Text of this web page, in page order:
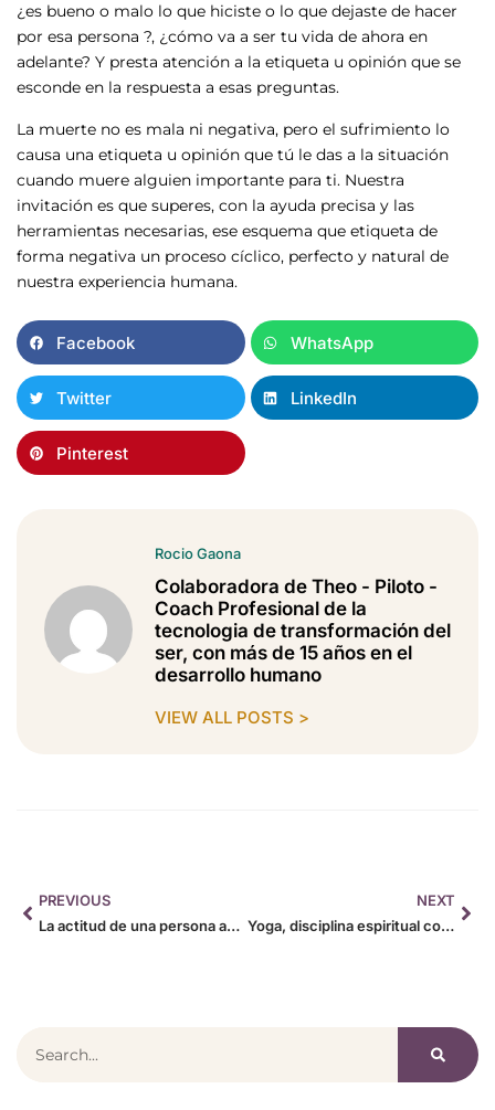
¿es bueno o malo lo que hiciste o lo que dejaste de hacer
por esa persona ?, ¿cómo va a ser tu vida de ahora en
adelante? Y presta atención a la etiqueta u opinión que se
esconde en la respuesta a esas preguntas.
La muerte no es mala ni negativa, pero el sufrimiento lo
causa una etiqueta u opinión que tú le das a la situación
cuando muere alguien importante para ti. Nuestra
invitación es que superes, con la ayuda precisa y las
herramientas necesarias, ese esquema que etiqueta de
forma negativa un proceso cíclico, perfecto y natural de
nuestra experiencia humana.
Facebook WhatsApp
Twitter LinkedIn
Pinterest
Rocio Gaona
Colaboradora de Theo - Piloto -
Coach Profesional de la
tecnologia de transformación del
ser, con más de 15 años en el
desarrollo humano
VIEW ALL POSTS >
PREVIOUS
La actitud de una persona abundante
NEXT
Yoga, disciplina espiritual con resultados físicos